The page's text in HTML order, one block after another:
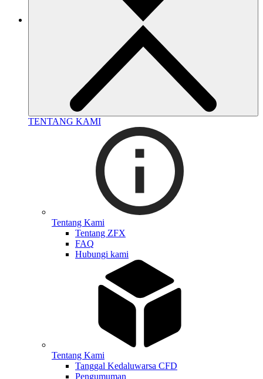
TENTANG KAMI
Tentang Kami
Tentang ZFX
FAQ
Hubungi kami
Tentang Kami
Tanggal Kedaluwarsa CFD
Pengumuman